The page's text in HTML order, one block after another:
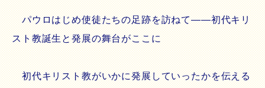
パウロはじめ使徒たちの足跡を訪ねて――初代キリ
スト教誕生と発展の舞台がここに
初代キリスト教がいかに発展していったかを伝える